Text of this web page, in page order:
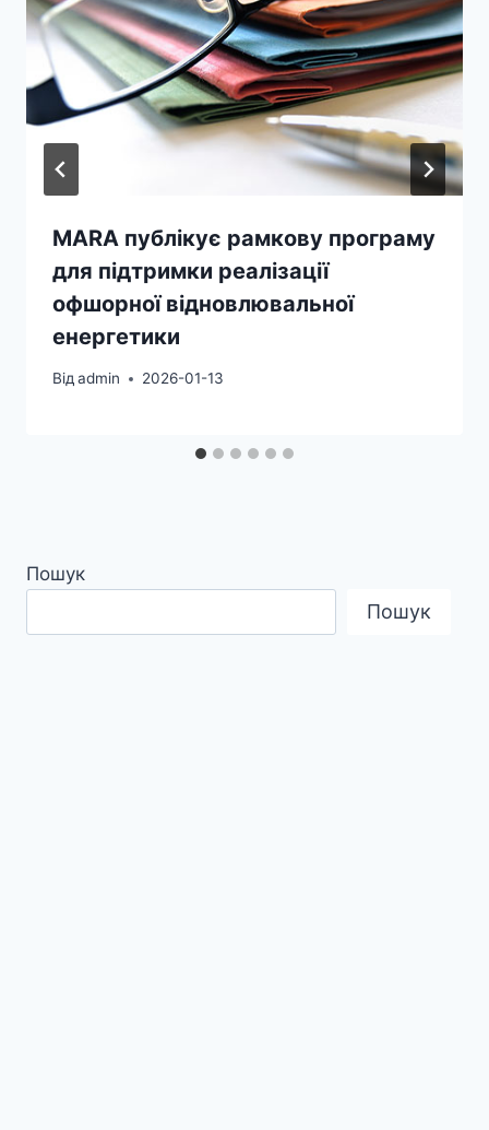
MARA публікує рамкову програму
для підтримки реалізації
офшорної відновлювальної
енергетики
Відadmin 2026-01-13
Пошук
Пошук